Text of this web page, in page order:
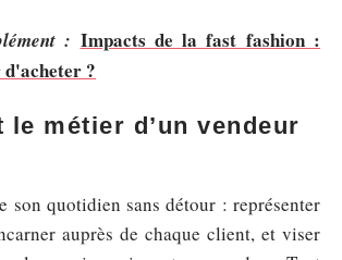
: Impacts de la fast fashion :
?
le métier d’un vendeur
son quotidien sans détour : représenter
auprès de chaque client, et viser